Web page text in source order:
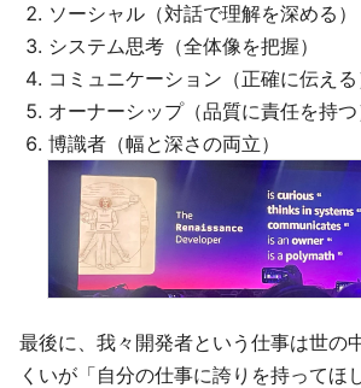
ソーシャル（対話で理解を深める）
システム思考（全体像を把握）
コミュニケーション（正確に伝える
オーナーシップ（品質に責任を持つ
博識者（幅と深さの両立）
最後に、我々開発者という仕事は世の
くいが「自分の仕事に誇りを持ってほ